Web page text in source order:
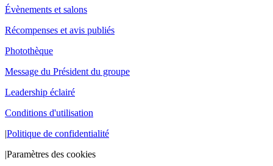
Évènements et salons
Récompenses et avis publiés
Photothèque
Message du Président du groupe
Leadership éclairé
Conditions d'utilisation
|Politique de confidentialité
|Paramètres des cookies